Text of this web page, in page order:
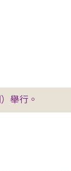
舉行。